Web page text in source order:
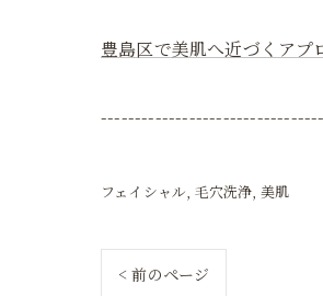
豊島区で美肌へ近づくアプ
フェイシャル 毛穴洗浄 美肌
< 前のページ